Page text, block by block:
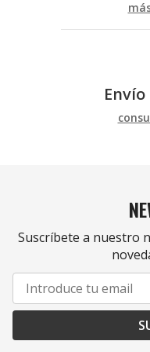
Suscríbete a nuestro